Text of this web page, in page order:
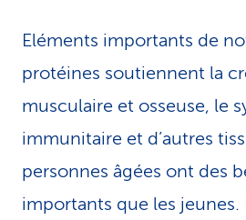
s
e
r
Eléments importants de
protéines soutiennent la
musculaire et osseuse, le
immunitaire et d’autres
personnes âgées ont des
importants que les jeunes.